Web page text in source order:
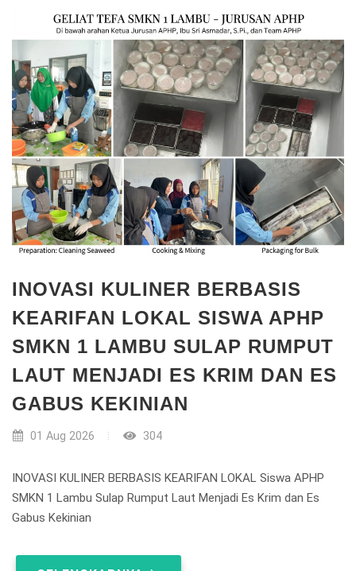
INOVASI KULINER BERBASIS
KEARIFAN LOKAL SISWA APHP
SMKN 1 LAMBU SULAP RUMPUT
LAUT MENJADI ES KRIM DAN ES
GABUS KEKINIAN
01 Aug 2026 304
INOVASI KULINER BERBASIS KEARIFAN LOKAL Siswa APHP
SMKN 1 Lambu Sulap Rumput Laut Menjadi Es Krim dan Es
Gabus Kekinian